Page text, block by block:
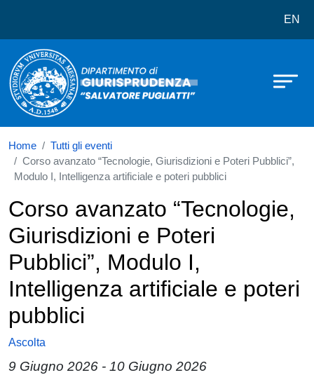
Dipartimento di Giurisprudenza EN
Home
Tutti gli eventi
Corso avanzato “Tecnologie, Giurisdizioni e Poteri Pubblici”,
Modulo I, Intelligenza artificiale e poteri pubblici
Corso avanzato “Tecnologie,
Giurisdizioni e Poteri
Pubblici”, Modulo I,
Intelligenza artificiale e poteri
pubblici
Ascolta
9 Giugno 2026 - 10 Giugno 2026